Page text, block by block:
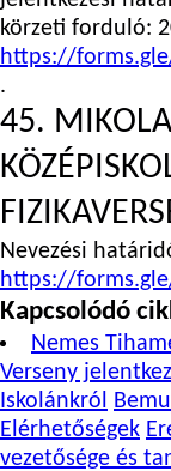
körzeti forduló:
https://
.
45.
Nevezési
https://
Kapcsolódó
Nemes
Verseny
Iskolánkról
Elérhetőségek
vezetősége és